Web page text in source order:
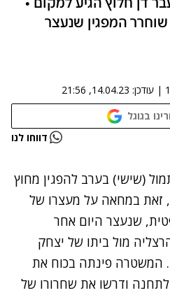
דן חלוץ הגיע למקום •
המפגין שנעצר
| עודכן: 14.04.23, 21:56
בגוגל
בבעיה דווחו לנו
(שישי) בערב להפגין מחוץ
זאת במחאה על מעצרו של
שנעצר היום אחר
מול ביתו של יצחק
מירילשווילי, בעלי ערוץ 14. המשטרה פינתה בכוח את
ודרשו את שחרורו של